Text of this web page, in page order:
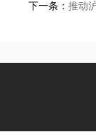
下一条： 推动